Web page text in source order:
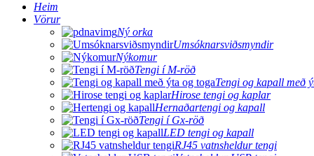
Heim
Vörur
Ný orka
Umsóknarsviðsmyndir
Nýkomur
Tengi í M-röð
Tengi og kapall með
Hirose tengi og kaplar
Hernaðartengi og kapall
Tengi í Gx-röð
LED tengi og kapall
RJ45 vatnsheldur tengi